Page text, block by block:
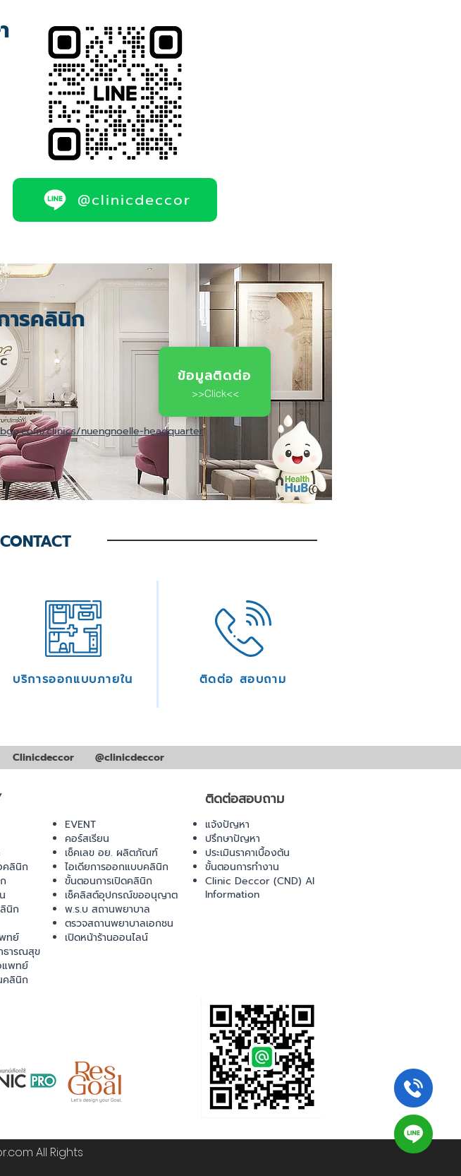
@clinicdeccor
รคลินิก
ข้อมูลติดต่อ
>>Click<<
clinics/nuengnoelle-headquarter
บริการออกแบบภายใน ติดต่อ สอบถาม
Clinicdeccor @clinicdeccor
คลินิก
นิก
ทย์
ธารณสุข
แพทย์
คลินิก
ติดต่อสอบถาม
EVENT
คอร์สเรียน
เช็คเลข อย. ผลิตภัณฑ์
ไอเดียการออกแบบคลินิก
ขั้นตอนการเปิดคลินิก
เช็คลิสต์อุปกรณ์ขออนุญาต
พ.ร.บ สถานพยาบาล
ตรวจสถานพยาบาลเอกชน
เปิดหน้าร้านออนไลน์
แจ้งปัญหา
ปรึกษาปัญหา
ประเมินราคาเบื้องต้น
ขั้นตอนการทำงาน
Clinic Deccor (CND) AI
Information
All Rights